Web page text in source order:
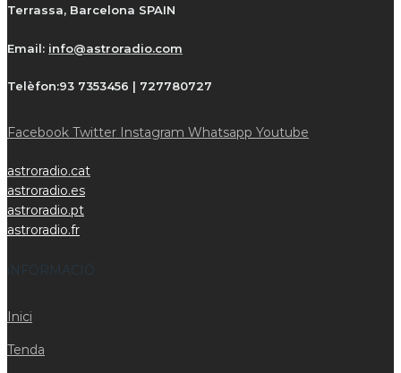
Terrassa, Barcelona SPAIN
Email: info@astroradio.com
Telèfon:93 7353456 | 727780727
Facebook Twitter Instagram Whatsapp Youtube
astroradio.cat
astroradio.es
astroradio.pt
astroradio.fr
iNFORMACIÓ
Inici
Tenda